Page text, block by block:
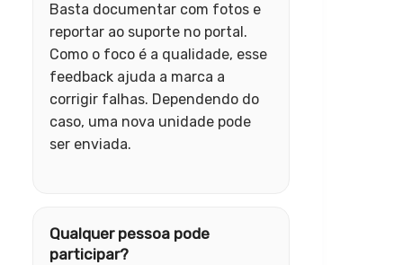
Basta documentar com fotos e
reportar ao suporte no portal.
Como o foco é a qualidade, esse
feedback ajuda a marca a
corrigir falhas. Dependendo do
caso, uma nova unidade pode
ser enviada.
Qualquer pessoa pode
participar?